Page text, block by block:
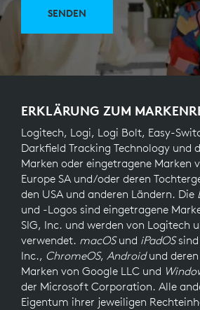
SENDEN
ERKLÄRUNG ZUM
Logitech, Logi, Logi Bolt, Easy-
Darkfield Tracking Technology und
Marken oder eingetragene Marken
Europe SA und/oder deren
den USA und anderen Ländern. Die
und -Logos sind eingetragene
SIG, Inc. und werden von Logitech
verwendet. macOSund iPadOSsind
Inc., ChromeOS, Androidund deren
Marken von Google LLC und
der Microsoft Corporation. Alle
Eigentum ihrer jeweiligen